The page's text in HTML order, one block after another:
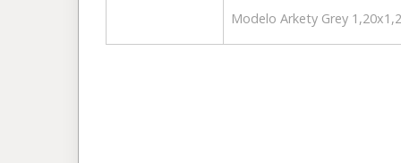
Modelo Arkety Grey